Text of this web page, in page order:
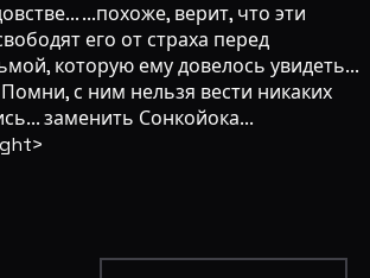
...похоже, верит, что эти
его от страха перед
которую ему довелось увидеть...
с ним нельзя вести никаких
заменить Сонкойока...